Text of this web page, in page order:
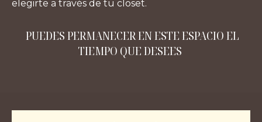
elegirte a través de tu closet.
PUEDES PERMANECER EN ESTE ESPACIO EL
TIEMPO QUE DESEES